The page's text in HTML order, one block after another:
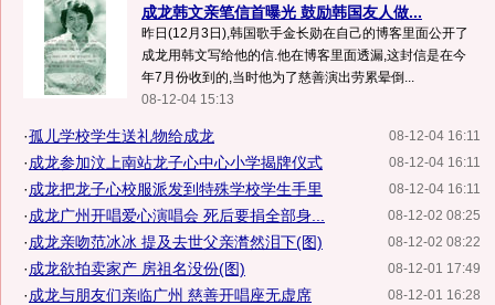
成龙韩文亲笔信首曝光 鼓励韩国友人做...
昨日(12月3日),韩国歌手金长勋在自己的博客里面公开了
成龙用韩文写给他的信.他在博客里面透漏,这封信是在今
年7月份收到的,当时他为了慈善演出劳累晕倒...
08-12-04 15:13
08-12-04 16:11
·孤儿学校学生送礼物给成龙
08-12-04 16:11
·成龙参加汶上南站龙子心中心小学揭牌仪式
08-12-04 16:11
·成龙把龙子心校服派发到特殊学校学生手里
08-12-02 08:25
·成龙广州开唱爱心演唱会 死后要捐全部身...
08-12-02 08:22
·成龙亲吻范冰冰 提及去世父亲潸然泪下(图)
08-12-01 17:49
·成龙欲拍卖家产 房祖名没份(图)
08-12-01 16:28
·成龙与朋友们亲临广州 慈善开唱座无虚席